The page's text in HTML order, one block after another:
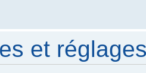
et